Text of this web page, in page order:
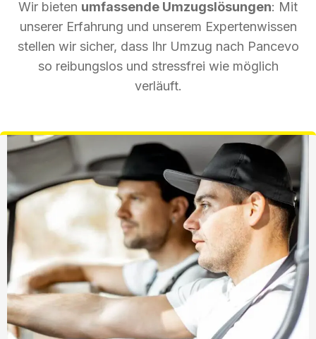
Wir bieten umfassende Umzugslösungen: Mit
unserer Erfahrung und unserem Expertenwissen
stellen wir sicher, dass Ihr Umzug nach Pancevo
so reibungslos und stressfrei wie möglich
verläuft.